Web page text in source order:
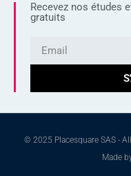
Recevez nos études
gratuits
© 2025 Placesquare SAS -
Made